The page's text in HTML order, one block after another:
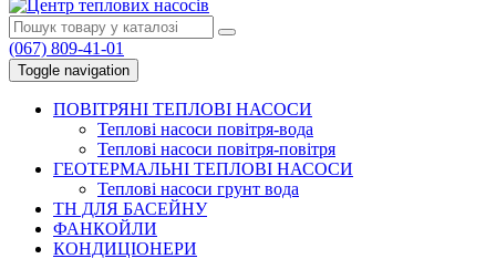
(067) 809-41-01
Toggle navigation
ПОВІТРЯНІ ТЕПЛОВІ НАСОСИ
Теплові насоси повітря-вода
Теплові насоси повітря-повітря
ГЕОТЕРМАЛЬНІ ТЕПЛОВІ НАСОСИ
Теплові насоси грунт вода
ТН ДЛЯ БАСЕЙНУ
ФАНКОЙЛИ
КОНДИЦІОНЕРИ